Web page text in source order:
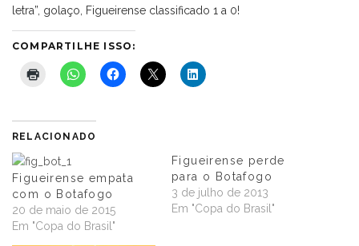
letra”, golaço, Figueirense classificado 1 a 0!
COMPARTILHE ISSO:
RELACIONADO
Figueirense empata
com o Botafogo
20 de maio de 2015
Em "Copa do Brasil"
Figueirense perde
para o Botafogo
3 de julho de 2013
Em "Copa do Brasil"